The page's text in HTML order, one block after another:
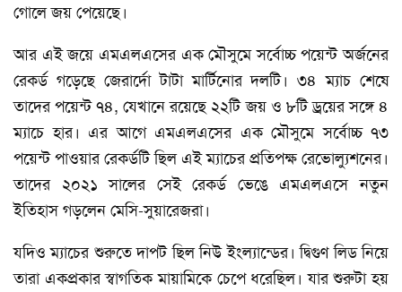
গোলে জয় পেয়েছে।
আর এই জয়ে এমএলএসের এক মৌসুমে সর্বোচ্চ পয়েন্ট অর্জনের
রেকর্ড গড়েছে জেরার্দো টাটা মার্টিনোর দলটি। ৩৪ ম্যাচ শেষে
তাদের পয়েন্ট ৭৪, যেখানে রয়েছে ২২টি জয় ও ৮টি ড্রয়ের সঙ্গে ৪
ম্যাচে হার। এর আগে এমএলএসের এক মৌসুমে সর্বোচ্চ ৭৩
পয়েন্ট পাওয়ার রেকর্ডটি ছিল এই ম্যাচের প্রতিপক্ষ রেভোল্যুশনের।
তাদের ২০২১ সালের সেই রেকর্ড ভেঙে এমএলএসে নতুন
ইতিহাস গড়লেন মেসি-সুয়ারেজরা।
যদিও ম্যাচের শুরুতে দাপট ছিল নিউ ইংল্যান্ডের। দ্বিগুণ লিড নিয়ে
তারা একপ্রকার স্বাগতিক মায়ামিকে চেপে ধরেছিল। যার শুরুটা হয়